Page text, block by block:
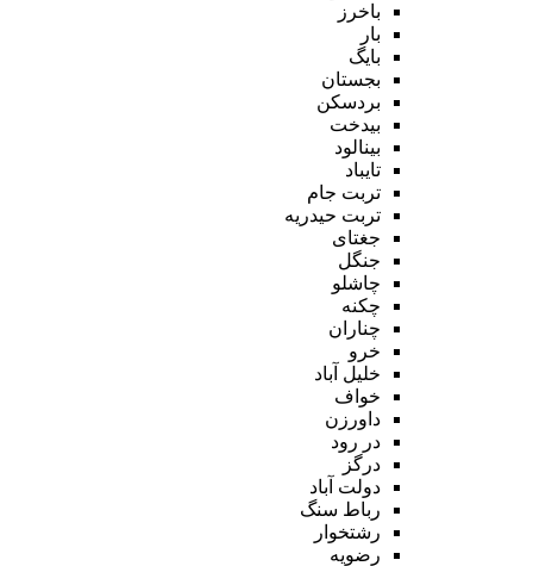
باخرز
بار
بایگ
بجستان
بردسکن
بیدخت
بینالود
تایباد
تربت جام
تربت حیدریه
جغتای
جنگل
چاشلو
چکنه
چناران
خرو
خلیل آباد
خواف
داورزن
در رود
درگز
دولت آباد
رباط سنگ
رشتخوار
رضویه